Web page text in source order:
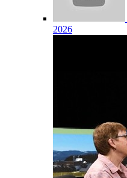
2026